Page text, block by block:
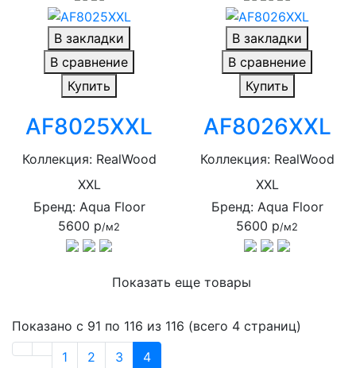
В закладки
В сравнение
Купить
AF8025XXL
Коллекция: RealWood
XXL
Бренд: Aqua Floor
5600 р/м2
В закладки
В сравнение
Купить
AF8026XXL
Коллекция: RealWood
XXL
Бренд: Aqua Floor
5600 р/м2
Показать еще товары
Показано с 91 по 116 из 116 (всего 4 страниц)
1
2 3 4